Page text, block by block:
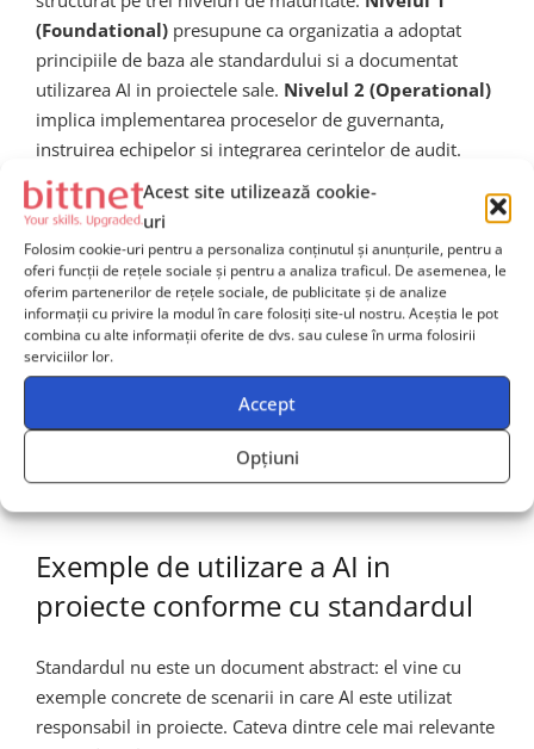
Acest site utilizează cookie-
uri
Folosim cookie-uri pentru a personaliza conținutul și anunțurile, pentru a
oferi funcții de rețele sociale și pentru a analiza traficul. De asemenea, le
oferim partenerilor de rețele sociale, de publicitate și de analize
informații cu privire la modul în care folosiți site-ul nostru. Aceștia le pot
combina cu alte informații oferite de dvs. sau culese în urma folosirii
serviciilor lor.
Accept
Opțiuni
(Foundational) presupune ca organizatia a adoptat
principiile de baza ale standardului si a documentat
utilizarea AI in proiectele sale. Nivelul 2 (Operational)
implica implementarea proceselor de guvernanta,
instruirea echipelor si integrarea cerintelor de audit.
Nivelul 3 (Advanced)
reprezinta maturitatea deplina,
caracterizata prin optimizare continua, contributie la
evolutia standardului si capacitatea de a mentora alte
organizatii in procesul de conformitate.
Acest model gradual este esential pentru a asigura
adoptarea pe scara larga a standardului, inclusiv de
catre organizatii mai mici sau cu resurse limitate. PMI
ofera, de asemenea, un set de instrumente de auto-
evaluare si ghiduri de implementare care ajuta
organizatiile sa identifice nivelul lor actual de maturitate
Exemple de utilizare a AI in
proiecte conforme cu standardul
Standardul nu este un document abstract: el vine cu
exemple concrete de scenarii in care AI este utilizat
responsabil in proiecte. Cateva dintre cele mai relevante